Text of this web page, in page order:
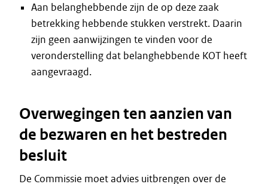
Aan belanghebbende zijn de op deze zaak
betrekking hebbende stukken verstrekt. Daarin
zijn geen aanwijzingen te vinden voor de
veronderstelling dat belanghebbende KOT heeft
aangevraagd.
Overwegingen ten aanzien van
de bezwaren en het bestreden
besluit
De Commissie moet advies uitbrengen over de